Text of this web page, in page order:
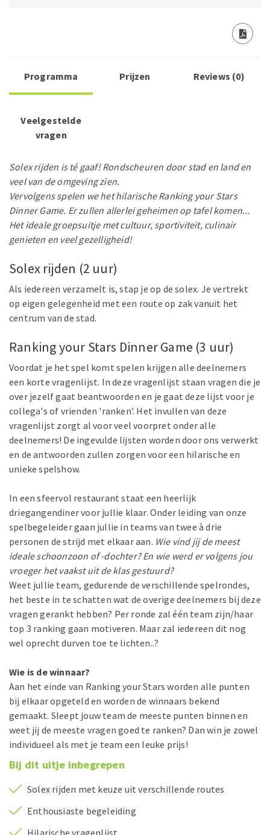
Programma Prijzen Reviews (0)
Veelgestelde
vragen
Solex rijden is té gaaf! Rondscheuren door stad en land en
veel van de omgeving zien.
Vervolgens spelen we het hilarische Ranking your Stars
Dinner Game. Er zullen allerlei geheimen op tafel komen...
Het ideale groepsuitje met cultuur, sportiviteit, culinair
genieten en veel gezelligheid!
Solex rijden (2 uur)
Als iedereen verzamelt is, stap je op de solex. Je vertrekt
op eigen gelegenheid met een route op zak vanuit het
centrum van de stad.
Ranking your Stars Dinner Game (3 uur)
Voordat je het spel komt spelen krijgen alle deelnemers
een korte vragenlijst. In deze vragenlijst staan vragen die je
over jezelf gaat beantwoorden en je gaat deze lijst voor je
collega's of vrienden 'ranken'. Het invullen van deze
vragenlijst zorgt al voor veel voorpret onder alle
deelnemers! De ingevulde lijsten worden door ons verwerkt
en de antwoorden zullen zorgen voor een hilarische en
unieke spelshow.
In een sfeervol restaurant staat een heerlijk
driegangendiner voor jullie klaar. Onder leiding van onze
spelbegeleider gaan jullie in teams van twee à drie
personen de strijd met elkaar aan. Wie vind jij de meest
ideale schoonzoon of -dochter? En wie werd er volgens jou
vroeger het vaakst uit de klas gestuurd?
Weet jullie team, gedurende de verschillende spelrondes,
het beste in te schatten wat de overige deelnemers bij deze
vragen gerankt hebben? Per ronde zal één team zijn/haar
top 3 ranking gaan motiveren. Maar zal iedereen dit nog
wel oprecht durven toe te lichten..?
Wie is de winnaar?
Aan het einde van Ranking your Stars worden alle punten
bij elkaar opgeteld en worden de winnaars bekend
gemaakt. Sleept jouw team de meeste punten binnen en
weet jij de meeste vragen goed te ranken? Dan win je zowel
individueel als met je team een leuke prijs!
Bij dit uitje inbegrepen
Solex rijden met keuze uit verschillende routes
Enthousiaste begeleiding